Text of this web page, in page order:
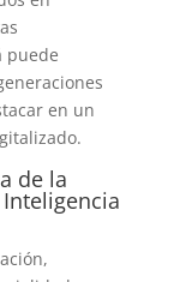
puede
en un
de la